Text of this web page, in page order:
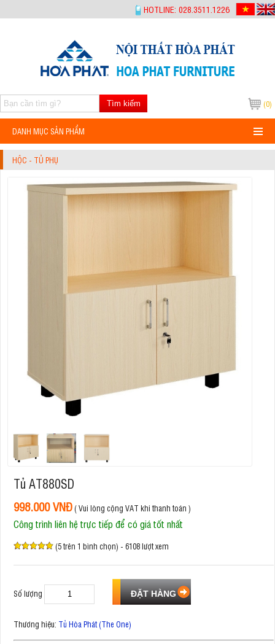
HOTLINE: 028.3511.1226
(0)
Tìm kiếm
DANH MỤC SẢN PHẨM
HỘC - TỦ PHỤ
Tủ AT880SD
998.000 VNĐ( Vui lòng cộng VAT khi thanh toán )
Công trình liên hệ trực tiếp để có giá tốt nhất
(5 trên 1 bình chọn) - 6108 lượt xem
Số lượng
Thương hiệu: Tủ Hòa Phát (The One)